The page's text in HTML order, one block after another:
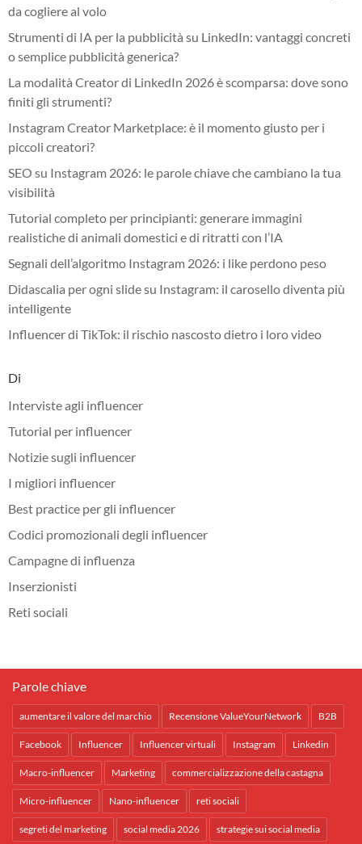
da cogliere al volo
Strumenti di IA per la pubblicità su LinkedIn: vantaggi concreti
o semplice pubblicità generica?
La modalità Creator di LinkedIn 2026 è scomparsa: dove sono
finiti gli strumenti?
Instagram Creator Marketplace: è il momento giusto per i
piccoli creatori?
SEO su Instagram 2026: le parole chiave che cambiano la tua
visibilità
Tutorial completo per principianti: generare immagini
realistiche di animali domestici e di ritratti con l’IA
Segnali dell’algoritmo Instagram 2026: i like perdono peso
Didascalia per ogni slide su Instagram: il carosello diventa più
intelligente
Influencer di TikTok: il rischio nascosto dietro i loro video
Di
Interviste agli influencer
Tutorial per influencer
Notizie sugli influencer
I migliori influencer
Best practice per gli influencer
Codici promozionali degli influencer
Campagne di influenza
Inserzionisti
Reti sociali
Parole chiave
aumentare il valore del marchio Recensione ValueYourNetwork B2B
Facebook Influencer Influencer virtuali Instagram Linkedin
Macro-influencer Marketing commercializzazione della castagna
Micro-influencer Nano-influencer reti sociali
segreti del marketing social media 2026 strategie sui social media